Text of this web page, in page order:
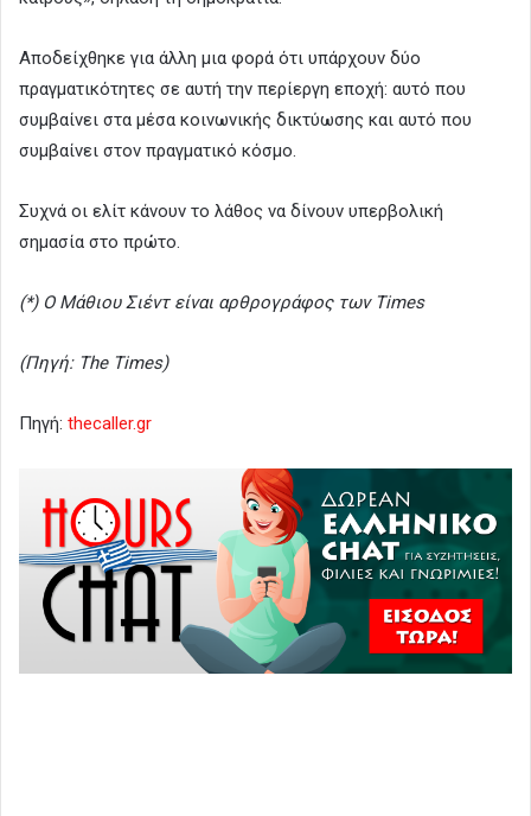
Αποδείχθηκε για άλλη μια φορά ότι υπάρχουν δύο
πραγματικότητες σε αυτή την περίεργη εποχή: αυτό που
συμβαίνει στα μέσα κοινωνικής δικτύωσης και αυτό που
συμβαίνει στον πραγματικό κόσμο.
Συχνά οι ελίτ κάνουν το λάθος να δίνουν υπερβολική
σημασία στο πρώτο.
(*) Ο Μάθιου Σιέντ είναι αρθρογράφος των Times
(Πηγή: The Times)
Πηγή: thecaller.gr